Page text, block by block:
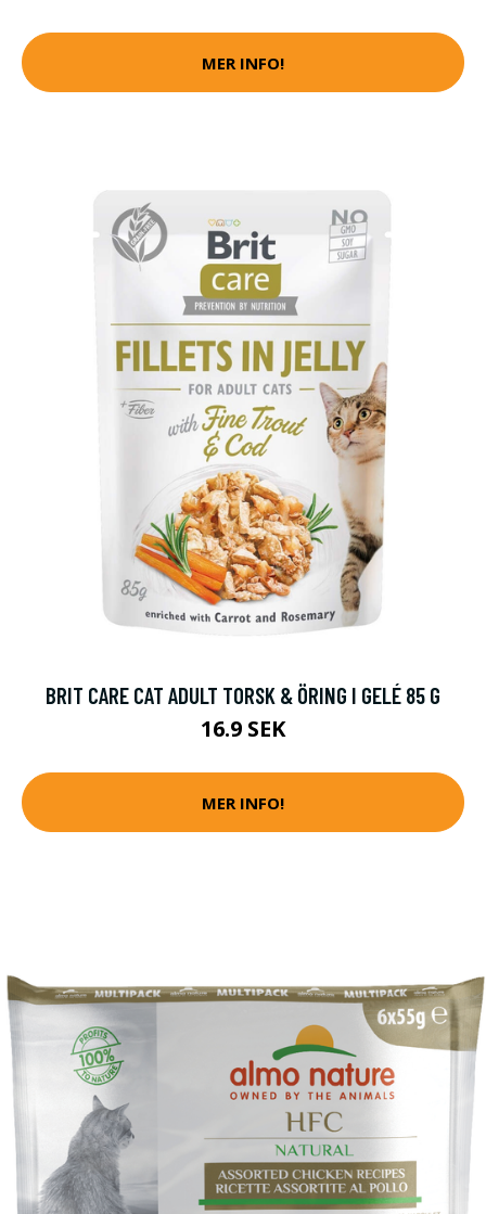
MER INFO!
BRIT CARE CAT ADULT TORSK & ÖRING I GELÉ 85 G
16.9 SEK
MER INFO!